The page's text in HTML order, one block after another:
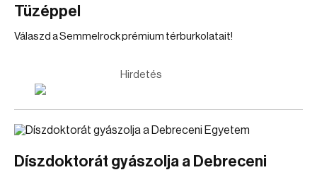
Tüzéppel
Válaszd a Semmelrock prémium térburkolatait!
Hirdetés
Díszdoktorát gyászolja a Debreceni